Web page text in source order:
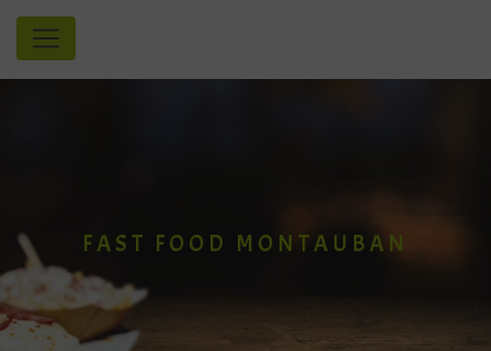
Panneau de gestion des cookies
FAST FOOD MONTAUBAN